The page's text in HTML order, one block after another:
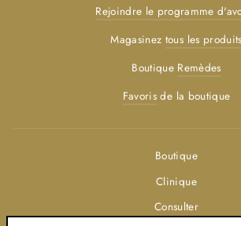
Rejoindre le programme
Magasinez tous les produits
Boutique Remèdes
Favoris de la boutique
Boutique
Clinique
Consulter